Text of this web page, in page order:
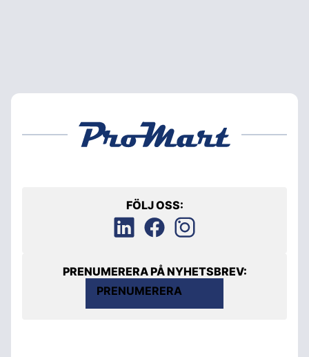
FÖLJ OSS:
PRENUMERERA PÅ NYHETSBREV:
PRENUMERERA